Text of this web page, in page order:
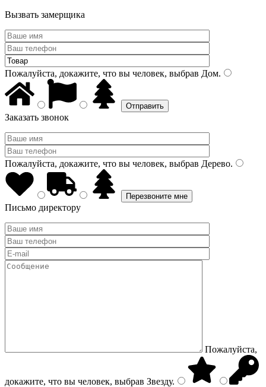
Вызвать замерщика
Пожалуйста, докажите, что вы человек, выбрав Дом.
Заказать звонок
Пожалуйста, докажите, что вы человек, выбрав Дерево.
Письмо директору
Пожалуйста,
докажите, что вы человек, выбрав Звезду.